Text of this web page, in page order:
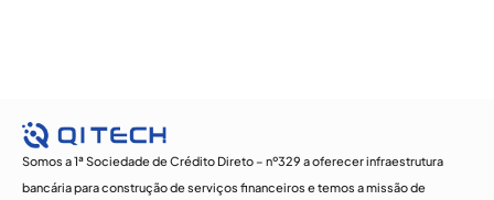
Somos a 1ª Sociedade de Crédito Direto – nº329 a oferecer infraestrutura
bancária para construção de serviços financeiros e temos a missão de